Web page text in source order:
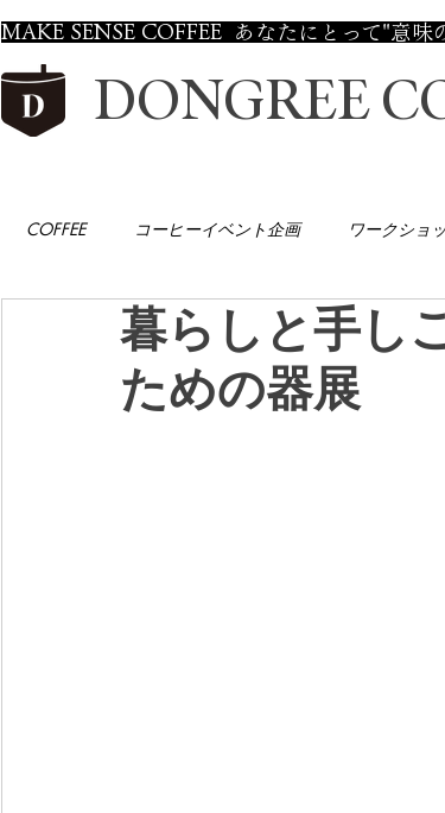
MAKE SENSE COFFEE あなたにとって"意
DONGREE
COFFEE コーヒーイベント企画 ワークショ
暮らしと手し
ための器展